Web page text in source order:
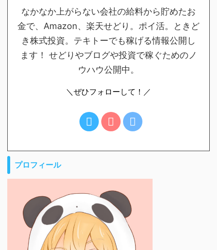
なかなか上がらない会社の給料から貯めたお
金で、Amazon、楽天せどり。ポイ活。ときど
き株式投資。テキトーでも稼げる情報公開し
ます！ せどりやブログや投資で稼ぐためのノ
ウハウ公開中。
＼ぜひフォローして！／
プロフィール